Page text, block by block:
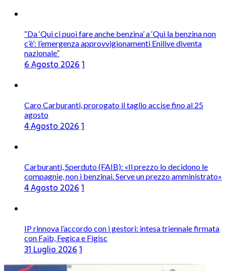
“Da ‘Qui ci puoi fare anche benzina’ a ‘Qui la benzina non
c’è’: l’emergenza approvvigionamenti Enilive diventa
nazionale”
6 Agosto 20261
Caro Carburanti, prorogato il taglio accise fino al 25
agosto
4 Agosto 20261
Carburanti, Sperduto (FAIB): «Il prezzo lo decidono le
compagnie, non i benzinai. Serve un prezzo amministrato»
4 Agosto 20261
IP rinnova l’accordo con i gestori: intesa triennale firmata
con Faib, Fegica e Figisc
31 Luglio 20261